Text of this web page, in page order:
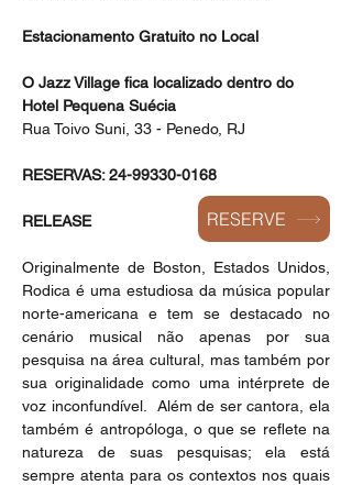
Estacionamento Gratuito no Local
O Jazz Village fica localizado dentro do
Hotel Pequena Suécia
Rua Toivo Suni, 33 - Penedo, RJ
RESERVAS: 24-99330-0168
RELEASE
Originalmente de Boston, Estados Unidos,
Rodica é uma estudiosa da música popular
norte-americana e tem se destacado no
cenário musical não apenas por sua
pesquisa na área cultural, mas também por
sua originalidade como uma intérprete de
voz inconfundível.  Além de ser cantora, ela
também é antropóloga, o que se reflete na
natureza de suas pesquisas; ela está
sempre atenta para os contextos nos quais
RESERVE